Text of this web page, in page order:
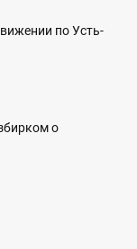
по Усть-
о